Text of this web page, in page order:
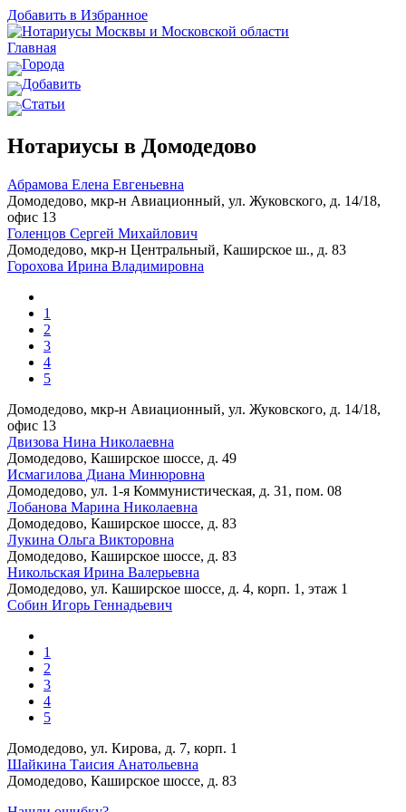
Добавить в Избранное
Главная
Города
Добавить
Статьи
Нотариусы в Домодедово
Абрамова Елена Евгеньевна
Домодедово, мкр-н Авиационный, ул. Жуковского, д. 14/18,
офис 13
Голенцов Сергей Михайлович
Домодедово, мкр-н Центральный, Каширское ш., д. 83
Горохова Ирина Владимировна
1
2
3
4
5
Домодедово, мкр-н Авиационный, ул. Жуковского, д. 14/18,
офис 13
Двизова Нина Николаевна
Домодедово, Каширское шоссе, д. 49
Исмагилова Диана Минюровна
Домодедово, ул. 1-я Коммунистическая, д. 31, пом. 08
Лобанова Марина Николаевна
Домодедово, Каширское шоссе, д. 83
Лукина Ольга Викторовна
Домодедово, Каширское шоссе, д. 83
Никольская Ирина Валерьевна
Домодедово, ул. Каширское шоссе, д. 4, корп. 1, этаж 1
Собин Игорь Геннадьевич
1
2
3
4
5
Домодедово, ул. Кирова, д. 7, корп. 1
Шайкина Таисия Анатольевна
Домодедово, Каширское шоссе, д. 83